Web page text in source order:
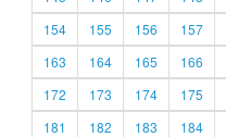
154
155 156 157
163
164 165 166
172
173 174 175
181
182 183 184